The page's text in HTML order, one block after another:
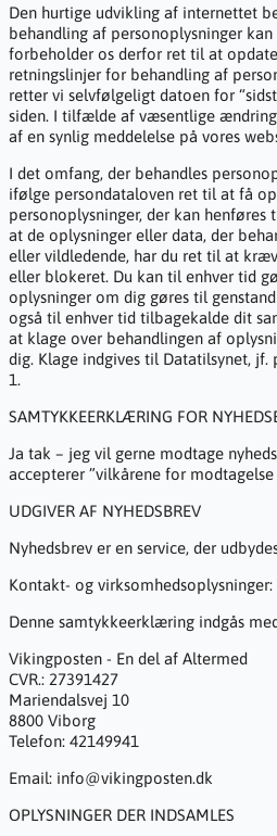
Den hurtige udvikling af internettet
behandling af personoplysninger
forbeholder os derfor ret til at
retningslinjer for behandling af
retter vi selvfølgeligt datoen for
siden. I tilfælde af væsentlige
af en synlig meddelelse på vores
I det omfang, der behandles
ifølge persondataloven ret til at få
personoplysninger, der kan henføres
at de oplysninger eller data, der
eller vildledende, har du ret til at
eller blokeret. Du kan til enhver tid
oplysninger om dig gøres til
også til enhver tid tilbagekalde dit
at klage over behandlingen af
dig. Klage indgives til Datatilsynet, jf.
1.
SAMTYKKEERKLÆRING FOR
Ja tak – jeg vil gerne modtage
accepterer ”vilkårene for modtagelse
UDGIVER AF NYHEDSBREV
Nyhedsbrev er en service, der
Kontakt- og virksomhedsoplysninger:
Denne samtykkeerklæring indgås
Vikingposten - En del af Altermed
CVR.: 27391427
Mariendalsvej 10
8800 Viborg
Telefon: 42149941
Email: info@vikingposten.dk
OPLYSNINGER DER INDSAMLES